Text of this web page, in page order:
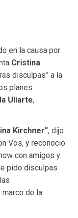
en la causa por
Cristina
disculpas” a la
planes
Uliarte,
Kirchner”, dijo
Vos, y reconoció
con amigos y
pido disculpas
de la